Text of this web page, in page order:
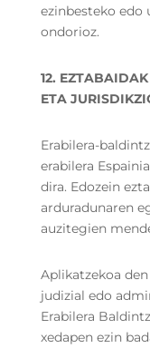
ezinbesteko edo
ondorioz.
12.
ETA
Erabilera-
erabilera
dira. Edozein
arduradunaren
auzitegien
Aplikatzekoa
judizial edo
Erabilera
xedapen ezin